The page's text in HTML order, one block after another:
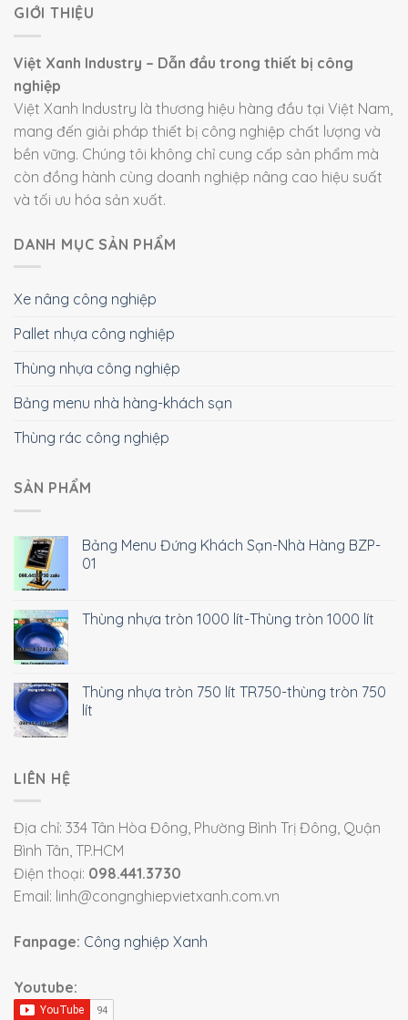
GIỚI THIỆU
Việt Xanh Industry – Dẫn đầu trong thiết bị công
nghiệp
Việt Xanh Industry là thương hiệu hàng đầu tại Việt Nam,
mang đến giải pháp thiết bị công nghiệp chất lượng và
bền vững. Chúng tôi không chỉ cung cấp sản phẩm mà
còn đồng hành cùng doanh nghiệp nâng cao hiệu suất
và tối ưu hóa sản xuất.
DANH MỤC SẢN PHẨM
Xe nâng công nghiệp
Pallet nhựa công nghiệp
Thùng nhựa công nghiệp
Bảng menu nhà hàng-khách sạn
Thùng rác công nghiệp
SẢN PHẨM
Bảng Menu Đứng Khách Sạn-Nhà Hàng BZP-
01
Thùng nhựa tròn 1000 lít-Thùng tròn 1000 lít
Thùng nhựa tròn 750 lít TR750-thùng tròn 750
lít
LIÊN HỆ
Địa chỉ: 334 Tân Hòa Đông, Phường Bình Trị Đông, Quận
Bình Tân, TP.HCM
Điện thoại: 098.441.3730
Email: linh@congnghiepvietxanh.com.vn
Fanpage: Công nghiệp Xanh
Youtube: